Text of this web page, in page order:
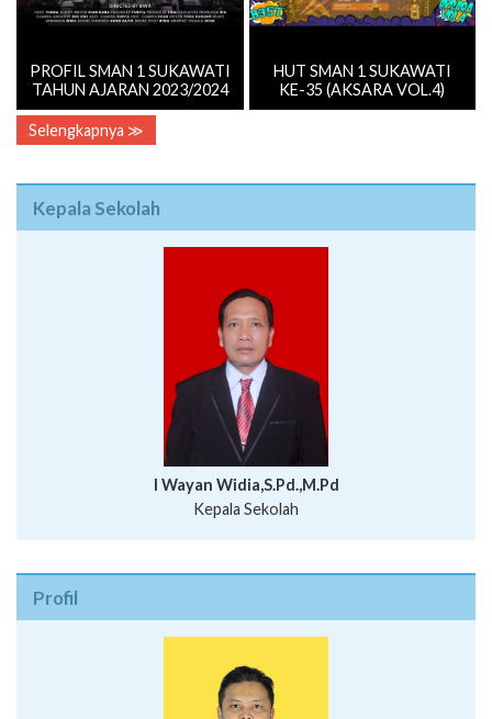
PROFIL SMAN 1 SUKAWATI
TAHUN AJARAN 2023/2024
HUT SMAN 1 SUKAWATI
KE-35 (AKSARA VOL.4)
Selengkapnya ≫
Kepala Sekolah
I Wayan Widia,S.Pd.,M.Pd
Kepala Sekolah
Profil